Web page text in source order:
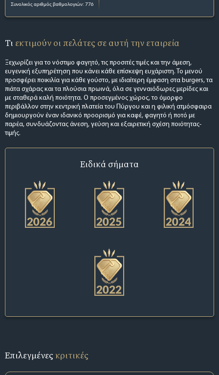
Συνολικός αριθμός βαθμολογιών: 776
Τι εκτιμούν οι πελάτες σε αυτή την εταιρεία
Ξεχωρίζει για το νόστιμο φαγητό, τις προσιτές τιμές και την άμεση,
ευγενική εξυπηρέτηση που κάνει κάθε επίσκεψη ευχάριστη. Το μενού
προσφέρει ποικιλία για κάθε γούστο, με ιδιαίτερη έμφαση στα burgers, τα
πιάτα σχάρας και τα πλούσια πρωινά, όλα σε γενναιόδωρες μερίδες και
με σταθερά καλή ποιότητα. Ο προσεγμένος χώρος, το όμορφο
περιβάλλον στην κεντρική πλατεία του Πύργου και η φιλική ατμόσφαιρα
δημιουργούν έναν ιδανικό προορισμό για καφέ, φαγητό ή ποτό με
παρέα, συνδυάζοντας άνεση, γεύση και εξαιρετική σχέση ποιότητας-
τιμής.
Ειδικά σήματα
Επιλεγμένεςκριτικές